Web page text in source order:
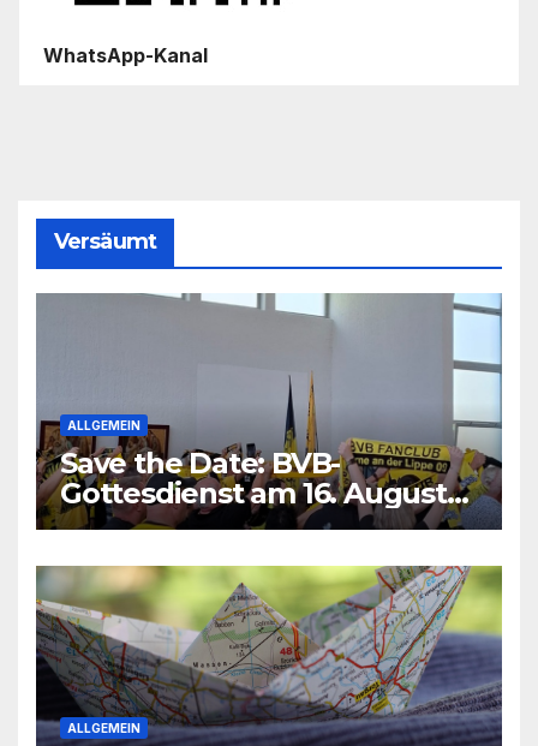
WhatsApp-Kanal
Versäumt
ALLGEMEIN
Save the Date: BVB-
Gottesdienst am 16. August
2026
ALLGEMEIN